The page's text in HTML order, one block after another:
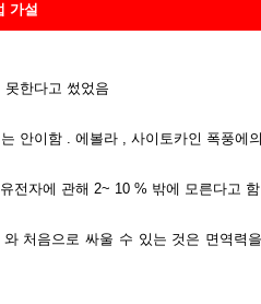
가설
한다고 썼었음
안이함 . 에볼라 , 사이토카인 폭풍에
전자에 관해 2~ 10 % 밖에 모른다고 함
처음으로 싸울 수 있는 것은 면역력